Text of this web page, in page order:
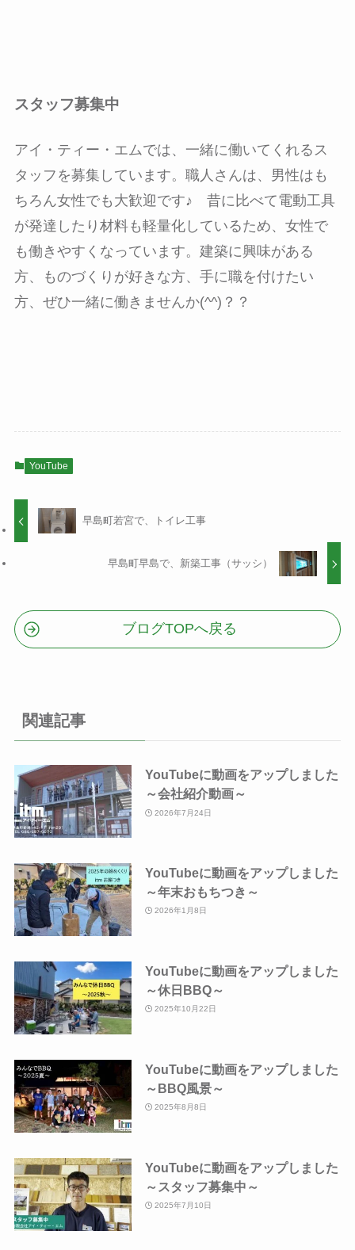
スタッフ募集中
アイ・ティー・エムでは、一緒に働いてくれるス
タッフを募集しています。職人さんは、男性はも
ちろん女性でも大歓迎です♪ 昔に比べて電動工具
が発達したり材料も軽量化しているため、女性で
も働きやすくなっています。建築に興味がある
方、ものづくりが好きな方、手に職を付けたい
方、ぜひ一緒に働きませんか(^^)？？
YouTube
早島町若宮で、トイレ工事
早島町早島で、新築工事（サッシ）
ブログTOPへ戻る
関連記事
YouTubeに動画をアップしました
～会社紹介動画～
2026年7月24日
YouTubeに動画をアップしました
～年末おもちつき～
2026年1月8日
YouTubeに動画をアップしました
～休日BBQ～
2025年10月22日
YouTubeに動画をアップしました
～BBQ風景～
2025年8月8日
YouTubeに動画をアップしました
～スタッフ募集中～
2025年7月10日